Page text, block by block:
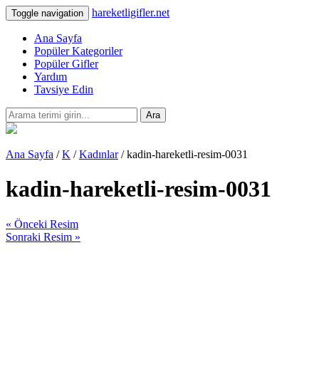
Toggle navigation hareketligifler.net
Ana Sayfa
Popüler Kategoriler
Popüler Gifler
Yardım
Tavsiye Edin
Ara
Ana Sayfa /K /Kadınlar/ kadin-hareketli-resim-0031
kadin-hareketli-resim-0031
« Önceki Resim
Sonraki Resim »